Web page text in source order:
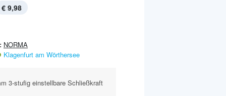
€ 9,98
NORMA
Klagenfurt am Wörthersee
3-stufig einstellbare Schließkraft